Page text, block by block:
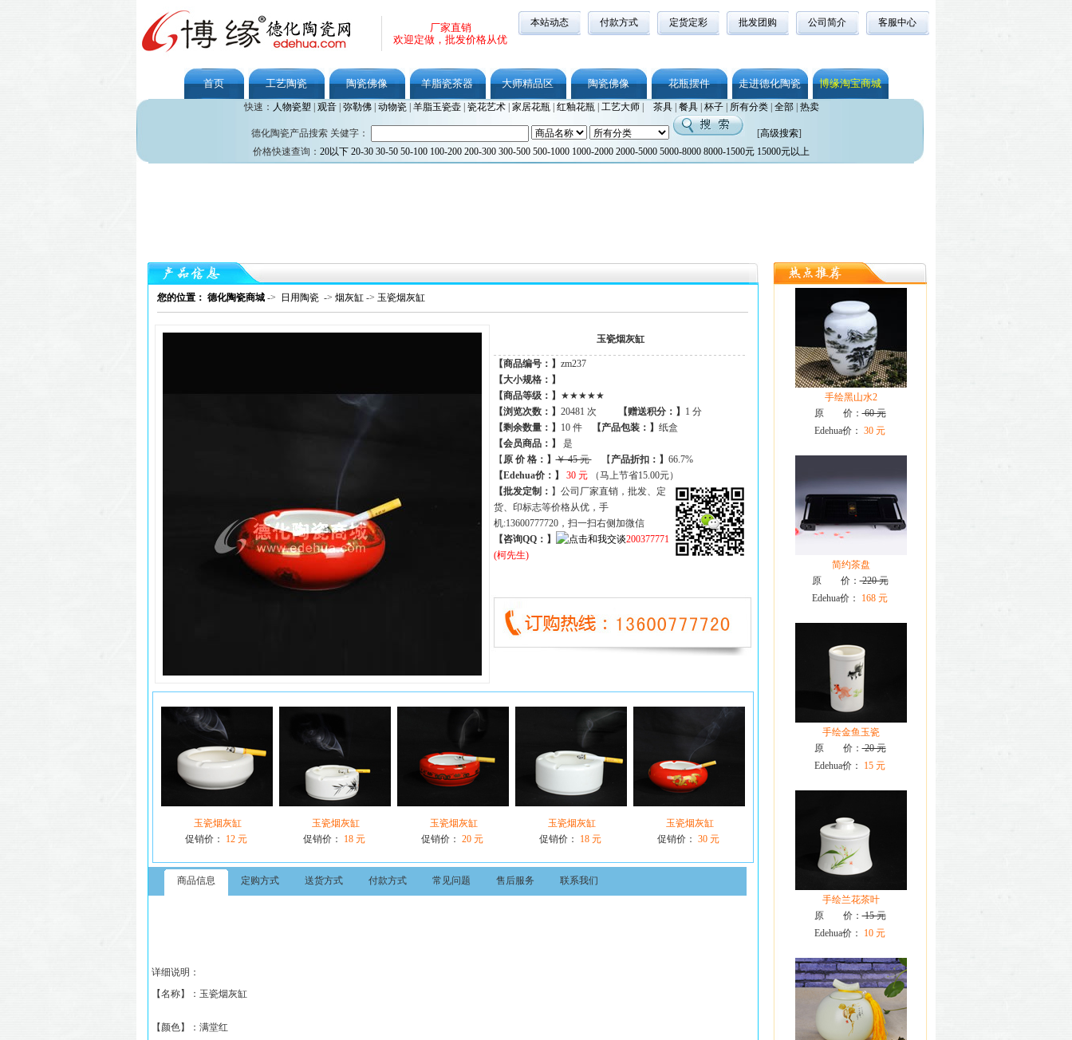
厂家直销
欢迎定做，批发价格从优
本站动态 付款方式 定货定彩 批发团购 公司简介 客服中心
首页 工艺陶瓷 陶瓷佛像 羊脂瓷茶器 大师精品区 陶瓷佛像 花瓶摆件 走进德化陶瓷 博缘淘宝商城
快速： 人物瓷塑 观音| 弥勒佛| 动物瓷| 羊脂玉瓷壶| 瓷花艺术| 家居花瓶| 红釉花瓶| 工艺大师| 茶具| 餐具| 杯子| 所有分类| 全部| 热卖
德化陶瓷产品搜索 关健字： [高级搜索]
价格快速查询： 20以下 20-30 30-50 50-100 100-200 200-300 300-500 500-1000 1000-2000 2000-5000 5000-8000 8000-1500元 15000元以上
您的位置： 德化陶瓷商城 -> 日用陶瓷 -> 烟灰缸 -> 玉瓷烟灰缸
玉瓷烟灰缸
【商品编号：】 zm237
【大小规格：】
【商品等级：】
★★★★★
【浏览次数：】 20481 次 【赠送积分：】
1 分
【剩余数量：】 10 件【产品包装：】 纸盒
【会员商品： 】
是
【 原 价 格： 】￥ 45 元【 产品折扣： 】 66.7%
【Edehua价：】
30 元
（马上节省15.00元）
【批发定制： 】公司厂家直销，批发、定
货、印标志等价格从优，手
机:13600777720，扫一扫右侧加微信
【咨询QQ：】
200377771
(柯先生)
玉瓷烟灰缸
促销价：
12 元
玉瓷烟灰缸
促销价：
18 元
玉瓷烟灰缸
促销价： 20 元
玉瓷烟灰缸
促销价：
18 元
玉瓷烟灰缸
促销价： 30 元
商品信息 定购方式 送货方式 付款方式 常见问题 售后服务 联系我们
详细说明：
【名称】： 玉瓷烟灰缸
【颜色】：满堂红
手绘黑山水2
原 价：60 元
Edehua价： 30 元
简约茶盘
原 价：220 元
Edehua价：
168 元
手绘金鱼玉瓷
原 价：20 元
Edehua价：
15 元
手绘兰花茶叶
原 价：15 元
Edehua价：
10 元